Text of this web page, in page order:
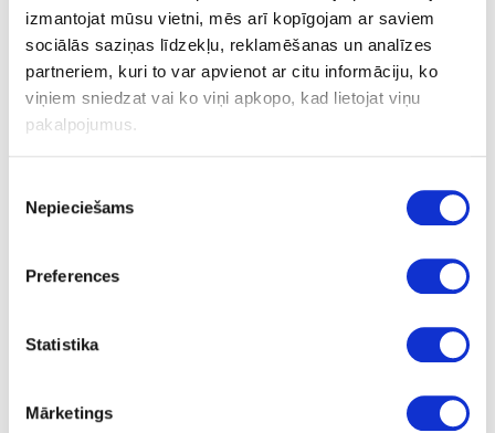
izmantojat mūsu vietni, mēs arī kopīgojam ar saviem
sociālās saziņas līdzekļu, reklamēšanas un analīzes
partneriem, kuri to var apvienot ar citu informāciju, ko
viņiem sniedzat vai ko viņi apkopo, kad lietojat viņu
pakalpojumus.
izvēle
Nepieciešams
Preferences
Statistika
Mārketings
Līme:
nav- nav;
GLOSS- glancēts;
Laser Edge ABS